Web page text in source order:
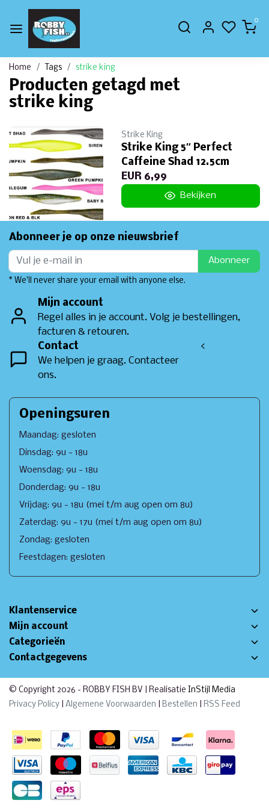
0
Home Tags strike king
Producten getagd met
strike king
Strike King
Strike King 5″ Perfect
Caffeine Shad 12.5cm
EUR 6,99
Bekijken
Abonneer je op onze nieuwsbrief
Abonneer
* We'll never share your email with anyone else.
Mijn account
Regel alles in je account. Volg je bestellingen,
facturen & retouren.
Contact
We helpen je graag. Contacteer
ons.
<
Openingsuren
Maandag: gesloten
Dinsdag: 9u - 18u
Woensdag: 9u - 18u
Donderdag: 9u - 18u
Vrijdag: 9u - 18u (mei t/m aug open om 8u)
Zaterdag: 9u - 17u (mei t/m aug open om 8u)
Zondag: gesloten
Feestdagen: gesloten
Klantenservice
Mijn account
Categorieën
Contactgegevens
© Copyright 2026 - ROBBY FISH BV | Realisatie InStijl Media
Privacy Policy
Algemene Voorwaarden Bestellen RSS Feed